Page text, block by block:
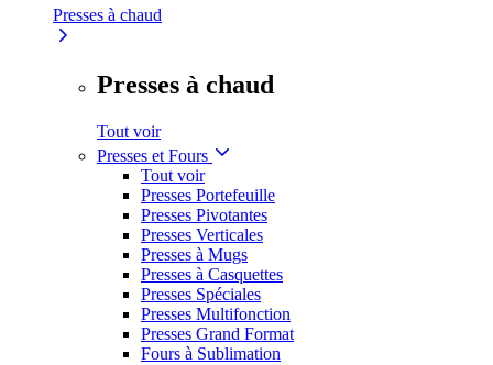
Presses à chaud
Presses à chaud
Tout voir
Presses et Fours
Tout voir
Presses Portefeuille
Presses Pivotantes
Presses Verticales
Presses à Mugs
Presses à Casquettes
Presses Spéciales
Presses Multifonction
Presses Grand Format
Fours à Sublimation